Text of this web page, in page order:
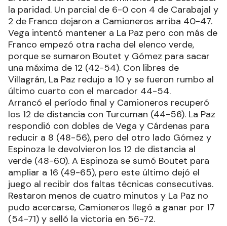
la paridad. Un parcial de 6-0 con 4 de Carabajal y
2 de Franco dejaron a Camioneros arriba 40-47.
Vega intentó mantener a La Paz pero con más de
Franco empezó otra racha del elenco verde,
porque se sumaron Boutet y Gómez para sacar
una máxima de 12 (42-54). Con libres de
Villagrán, La Paz redujo a 10 y se fueron rumbo al
último cuarto con el marcador 44-54.
Arrancó el período final y Camioneros recuperó
los 12 de distancia con Turcuman (44-56). La Paz
respondió con dobles de Vega y Cárdenas para
reducir a 8 (48-56), pero del otro lado Gómez y
Espinoza le devolvieron los 12 de distancia al
verde (48-60). A Espinoza se sumó Boutet para
ampliar a 16 (49-65), pero este último dejó el
juego al recibir dos faltas técnicas consecutivas.
Restaron menos de cuatro minutos y La Paz no
pudo acercarse, Camioneros llegó a ganar por 17
(54-71) y selló la victoria en 56-72.